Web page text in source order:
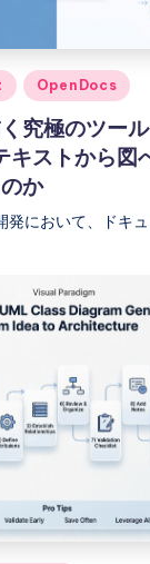
OpenDocs
究極のツー
ストから図
か
発において、ドキ